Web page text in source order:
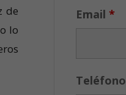
de
lo
Email*